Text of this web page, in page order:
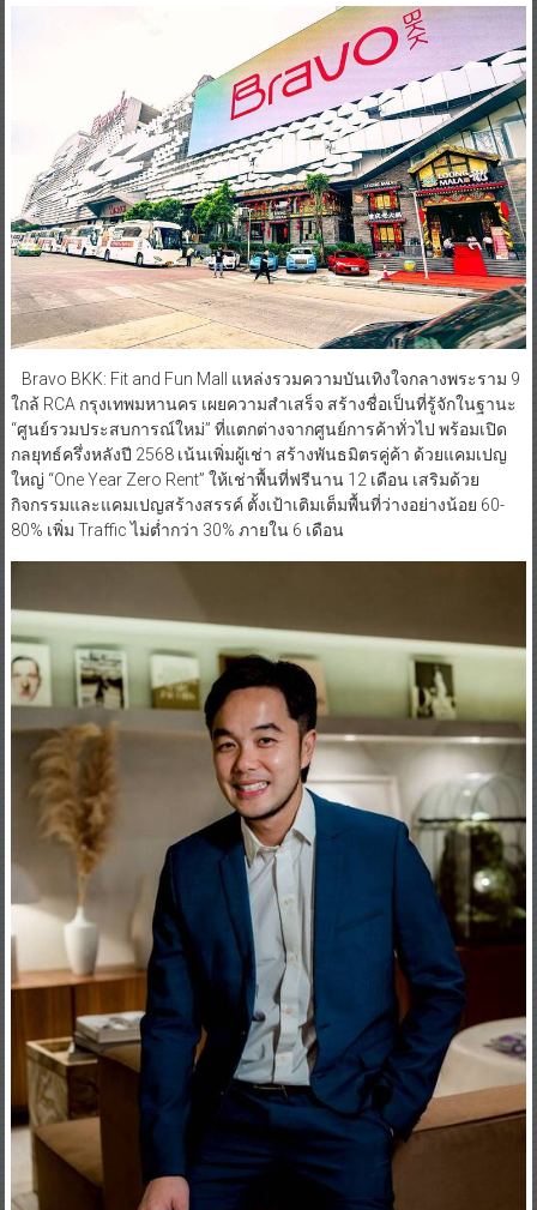
Bravo BKK: Fit and Fun Mall แหล่งรวมความบันเทิงใจกลางพระราม 9
ใกล้ RCA กรุงเทพมหานคร เผยความสำเสร็จ สร้างชื่อเป็นที่รู้จักในฐานะ
“ศูนย์รวมประสบการณ์ใหม่” ที่แตกต่างจากศูนย์การค้าทั่วไป พร้อมเปิด
กลยุทธ์ครึ่งหลังปี 2568 เน้นเพิ่มผู้เช่า สร้างพันธมิตรคู่ค้า ด้วยแคมเปญ
ใหญ่ “One Year Zero Rent” ให้เช่าพื้นที่ฟรีนาน 12 เดือน เสริมด้วย
กิจกรรมและแคมเปญสร้างสรรค์ ตั้งเป้าเติมเต็มพื้นที่ว่างอย่างน้อย 60-
80% เพิ่ม Traffic ไม่ต่ำกว่า 30% ภายใน 6 เดือน